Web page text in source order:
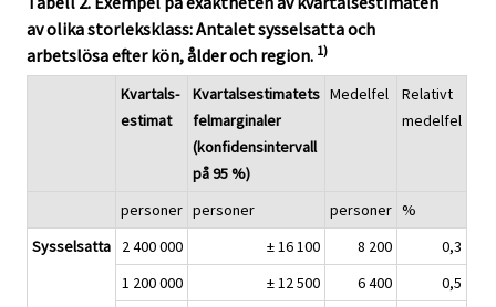
av olika storleksklass: Antalet sysselsatta och
arbetslösa efter kön, ålder och region. 1)
Kvartals-
estimat
Kvartalsestimatets
felmarginaler
(konfidensintervall
på 95 %)
Medelfel
Relativt
medelfel
personer personer personer %
Sysselsatta
2 400 000 ± 16 100 8 200
0,3
1 200 000
± 12 500 6 400
0,5